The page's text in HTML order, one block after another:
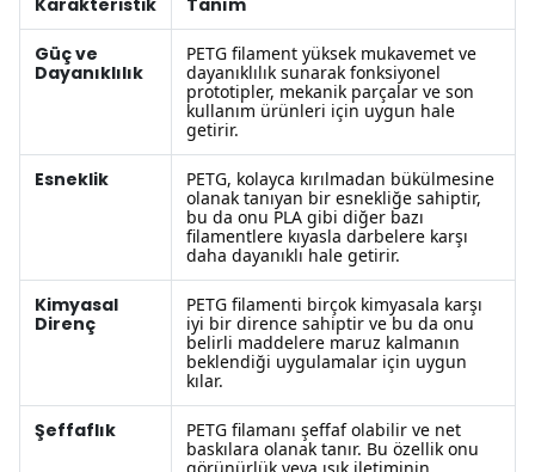
Karakteristik Tanım
Güç ve
Dayanıklılık
PETG filament yüksek mukavemet ve
dayanıklılık sunarak fonksiyonel
prototipler, mekanik parçalar ve son
kullanım ürünleri için uygun hale
getirir.
Esneklik
PETG, kolayca kırılmadan bükülmesine
olanak tanıyan bir esnekliğe sahiptir,
bu da onu PLA gibi diğer bazı
filamentlere kıyasla darbelere karşı
daha dayanıklı hale getirir.
Kimyasal
Direnç
PETG filamenti birçok kimyasala karşı
iyi bir dirence sahiptir ve bu da onu
belirli maddelere maruz kalmanın
beklendiği uygulamalar için uygun
kılar.
Şeffaflık
PETG filamanı şeffaf olabilir ve net
baskılara olanak tanır. Bu özellik onu